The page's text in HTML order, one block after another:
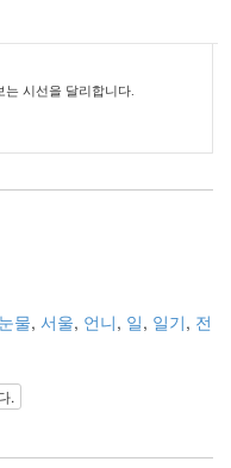
는 시선을 달리합니다.
눈물, 서울, 언니, 일, 일기, 전
.